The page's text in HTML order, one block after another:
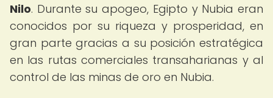
Nilo. Durante su apogeo, Egipto y Nubia eran
conocidos por su riqueza y prosperidad, en
gran parte gracias a su posición estratégica
en las rutas comerciales transaharianas y al
control de las minas de oro en Nubia.